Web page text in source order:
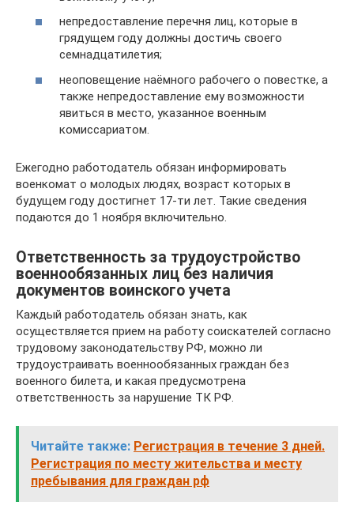
непредоставление перечня лиц, которые в
грядущем году должны достичь своего
семнадцатилетия;
неоповещение наёмного рабочего о повестке, а
также непредоставление ему возможности
явиться в место, указанное военным
комиссариатом.
Ежегодно работодатель обязан информировать
военкомат о молодых людях, возраст которых в
будущем году достигнет 17-ти лет. Такие сведения
подаются до 1 ноября включительно.
Ответственность за трудоустройство
военнообязанных лиц без наличия
документов воинского учета
Каждый работодатель обязан знать, как
осуществляется прием на работу соискателей согласно
трудовому законодательству РФ, можно ли
трудоустраивать военнообязанных граждан без
военного билета, и какая предусмотрена
ответственность за нарушение ТК РФ.
Читайте также: Регистрация в течение 3 дней.
Регистрация по месту жительства и месту
пребывания для граждан рф